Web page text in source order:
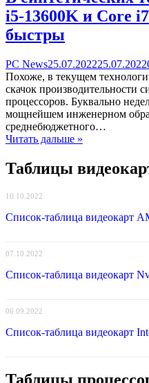
i5-13600K и Core
быстры
Categories
PC NewsPosted
on
25.07.202225.07.2022
Похоже, в текущем
скачок производительности
процессоров. Буквально
мощнейшем инженерном
среднебюджетного…
Читать дальше »
Таблицы
10.10.2022
Список-таблица видеокарт
07.10.2022
Список-таблица видеокарт
06.09.2022
Список-таблица видеокарт